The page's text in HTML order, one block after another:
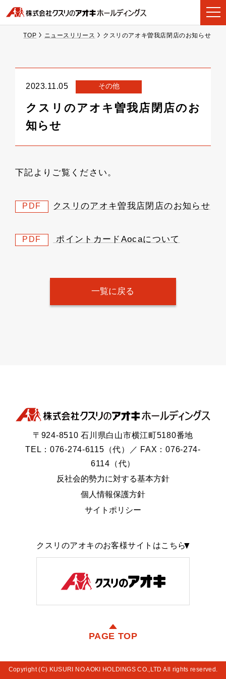
TOP ニュースリリース クスリのアオキ曽我店閉店のお知らせ
2023.11.05 その他
クスリのアオキ曽我店閉店のお
知らせ
下記よりご覧ください。
PDF クスリのアオキ曽我店閉店のお知らせ
PDF ポイントカードAocaについて
一覧に戻る
〒924-8510 石川県白山市横江町5180番地
TEL：076-274-6115（代）／ FAX：076-274-
6114（代）
反社会的勢力に対する基本方針
個人情報保護方針
サイトポリシー
クスリのアオキのお客様サイトはこちら
PAGE TOP
Copyright (C) KUSURI NO AOKI HOLDINGS CO.,LTD All rights reserved.